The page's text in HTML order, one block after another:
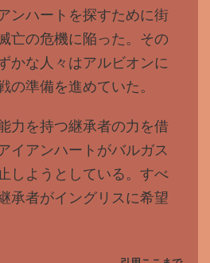
ンハートを探すために街
亡の危機に陥った。その
かな人々はアルビオンに
の準備を進めていた。
力を持つ継承者の力を借
イアンハートがバルガス
しようとしている。すべ
承者がイングリスに希望